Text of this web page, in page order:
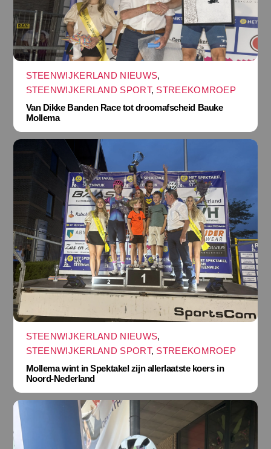
STEENWIJKERLAND NIEUWS,
STEENWIJKERLAND SPORT, STREEKOMROEP
Van Dikke Banden Race tot droomafscheid Bauke
Mollema
STEENWIJKERLAND NIEUWS,
STEENWIJKERLAND SPORT, STREEKOMROEP
Mollema wint in Spektakel zijn allerlaatste koers in
Noord-Nederland